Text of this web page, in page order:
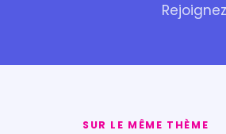
SUR LE MÊME THÈME